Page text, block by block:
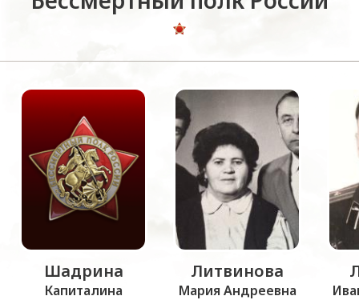
Шадрина
Капиталина
Литвинова
Мария Андреевна